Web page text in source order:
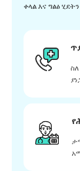
ቀላል እና ግልፅ